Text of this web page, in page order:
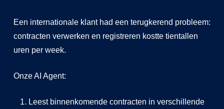
Een internationale klant had een terugkerend probleem:
contracten verwerken en registreren kostte tientallen
uren per week.
Onze AI Agent:
Leest binnenkomende contracten in verschillende